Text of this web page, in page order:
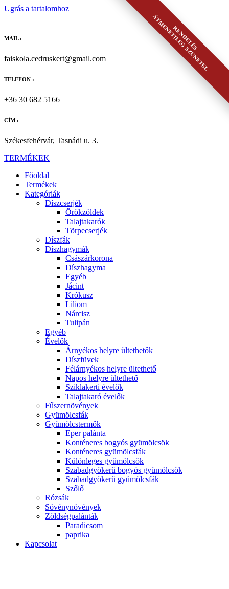
RENDELÉS
ÁTMENETILEG SZÜNETEL
Ugrás a tartalomhoz
MAIL :
faiskola.cedruskert@gmail.com
TELEFON :
+36 30 682 5166
CÍM :
Székesfehérvár, Tasnádi u. 3.
TERMÉKEK
Főoldal
Termékek
Kategóriák
Díszcserjék
Örökzöldek
Talajtakarók
Törpecserjék
Díszfák
Díszhagymák
Császárkorona
Díszhagyma
Egyéb
Jácint
Krókusz
Liliom
Nárcisz
Tulipán
Egyéb
Évelők
Árnyékos helyre ültethetők
Díszfüvek
Félárnyékos helyre ültethető
Napos helyre ültethető
Sziklakerti évelők
Talajtakaró évelők
Fűszernövények
Gyümölcsfák
Gyümölcstermők
Eper palánta
Konténeres bogyós gyümölcsök
Konténeres gyümölcsfák
Különleges gyümölcsök
Szabadgyökerű bogyós gyümölcsök
Szabadgyökerű gyümölcsfák
Szőlő
Rózsák
Sövénynövények
Zöldségpalánták
Paradicsom
paprika
Kapcsolat